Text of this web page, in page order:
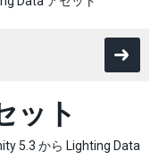
ット
5.3 から Lighting Data